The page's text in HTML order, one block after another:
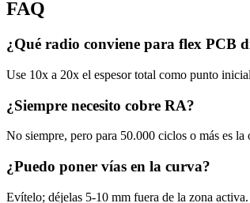
FAQ
¿Qué radio conviene para flex PCB
Use 10x a 20x el espesor total como punto
¿Siempre necesito cobre RA?
No siempre, pero para 50.000 ciclos o más es la
¿Puedo poner vías en la curva?
Evítelo; déjelas 5-10 mm fuera de la zona activa.